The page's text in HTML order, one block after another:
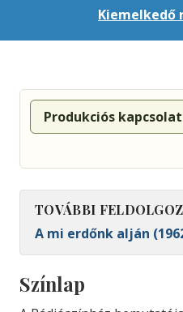
Produkciós
TOVÁBBI
A mi erdőnk alján
Színlap